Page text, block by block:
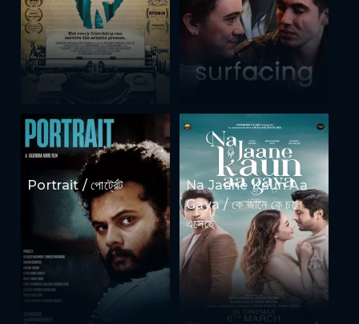
Portrait / পোর্ট্রেট
Na Jaane Kaun Aa
Gaya / কে জানে কে চলে
এসেছে